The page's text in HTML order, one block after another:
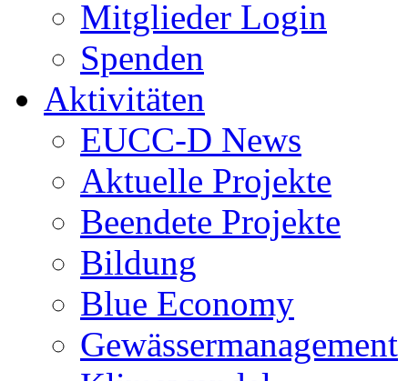
Mitglieder Login
Spenden
Aktivitäten
EUCC-D News
Aktuelle Projekte
Beendete Projekte
Bildung
Blue Economy
Gewässermanagement